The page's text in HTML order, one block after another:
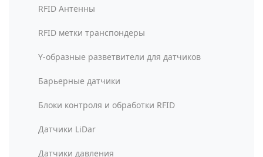
RFID Антенны
RFID метки транспондеры
Y-образные разветвители для датчиков
Барьерные датчики
Блоки контроля и обработки RFID
Датчики LiDar
Датчики давления